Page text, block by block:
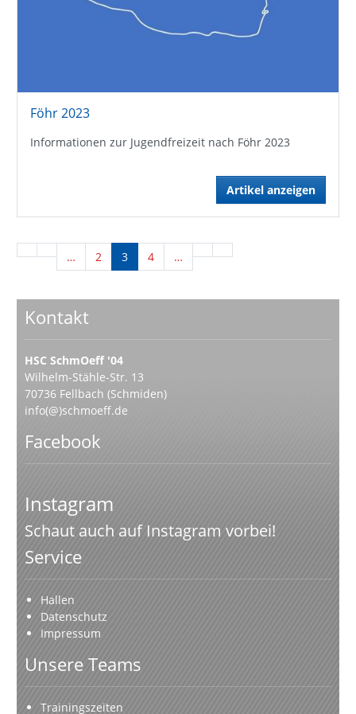
Föhr 2023
Informationen zur Jugendfreizeit nach Föhr 2023
Artikel anzeigen
… 2 3 4 …
Kontakt
HSC SchmOeff '04
Wilhelm-Stähle-Str. 13
70736 Fellbach (Schmiden)
info(@)schmoeff.de
Facebook
Instagram
Schaut auch auf Instagram vorbei!
Service
Hallen
Datenschutz
Impressum
Unsere Teams
Trainingszeiten